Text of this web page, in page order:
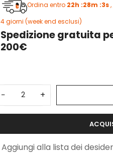
Ordina entro 22h :28m :2s,
4 giorni (week end esclusi)
Spedizione gratuita
200€
− +
Aggiungi alla lista dei